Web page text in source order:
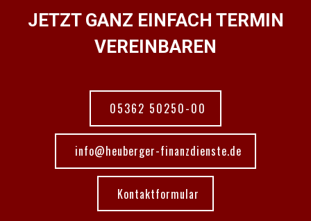
JETZT GANZ EINFACH TERMIN
VEREINBAREN
05362 50250-00
info@heuberger-finanzdienste.de
Kontaktformular